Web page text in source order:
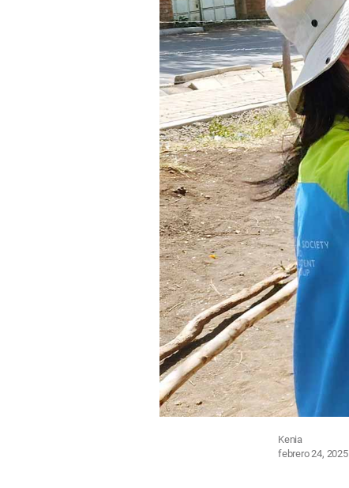
Kenia
febrero 24, 2025